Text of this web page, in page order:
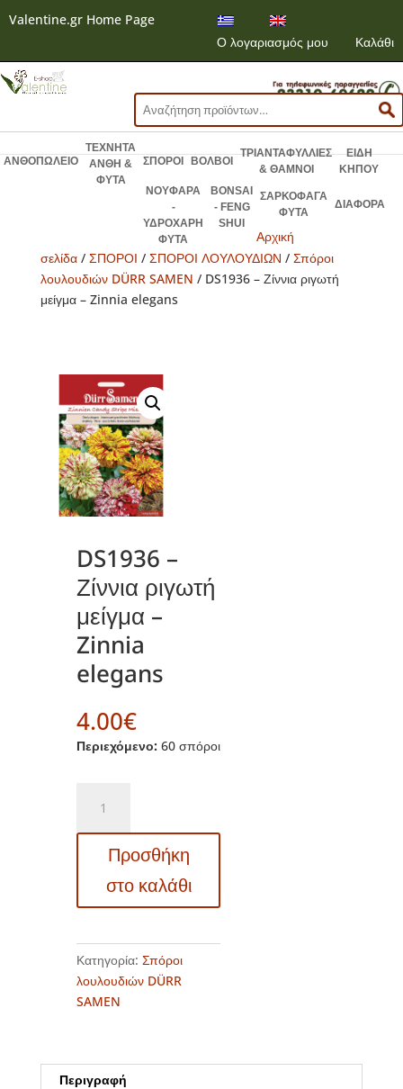
Valentine.gr Home Page
Ο λογαριασμός μου
Καλάθι
Αναζήτηση
για:
ΑΝΘΟΠΩΛΕΙΟ
ΤΕΧΝΗΤΑ
ΑΝΘΗ &
ΦΥΤΑ
ΣΠΟΡΟΙ ΒΟΛΒΟΙ
ΤΡΙΑΝΤΑΦΥΛΛΙΕΣ
& ΘΑΜΝΟΙ
ΕΙΔΗ
ΚΗΠΟΥ
ΝΟΥΦΑΡΑ
-
ΥΔΡΟΧΑΡΗ
ΦΥΤΑ
BONSAI
- FENG
SHUI
ΣΑΡΚΟΦΑΓΑ
ΦΥΤΑ
ΔΙΑΦΟΡΑ
Αρχική
σελίδα/ ΣΠΟΡΟΙ / ΣΠΟΡΟΙ ΛΟΥΛΟΥΔΙΩΝ / Σπόροι
λουλουδιών DÜRR SAMEN / DS1936 – Ζίννια ριγωτή
μείγμα – Zinnia elegans
DS1936 –
Ζίννια ριγωτή
μείγμα –
Zinnia
elegans
4.00€
Περιεχόμενο: 60 σπόροι
Ζίννια
ριγωτή
ποσότητα
Προσθήκη
στο καλάθι
Κατηγορία: Σπόροι
λουλουδιών DÜRR
SAMEN
Περιγραφή